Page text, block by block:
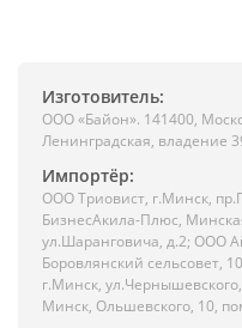
Изготовитель:
ООО «Байон». 141400,
Ленинградская, владение
Импортёр:
ООО Триовист, г.Минск,
БизнесАкила-Плюс,
ул.Шаранговича, д.2; ООО
Боровлянский сельсовет,
г.Минск,
Минск, Ольшевского, 10,